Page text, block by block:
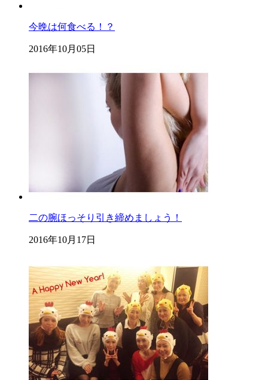
今晩は何食べる！？
2016年10月05日
二の腕ほっそり引き締めましょう！
2016年10月17日